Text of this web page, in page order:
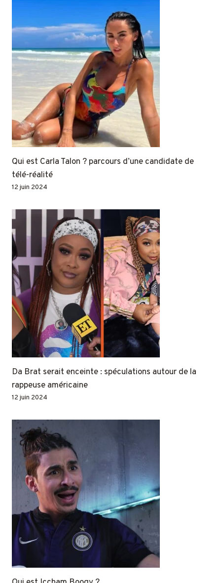
Qui est Carla Talon ? parcours d’une candidate de
télé-réalité
12 juin 2024
Da Brat serait enceinte : spéculations autour de la
rappeuse américaine
12 juin 2024